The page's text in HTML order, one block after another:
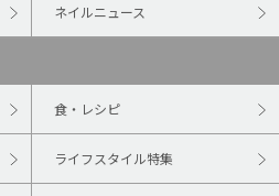
ネイルニュース
食・レシピ
ライフスタイル特集